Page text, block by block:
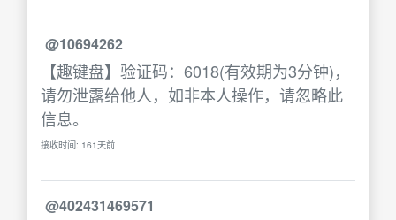
@10694262
【趣键盘】验证码：6018(有效期为3分钟)，
请勿泄露给他人，如非本人操作，请忽略此
信息。
接收时间: 161天前
@402431469571